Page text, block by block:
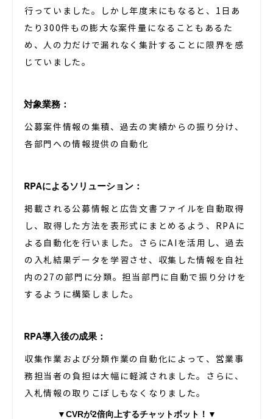
行っていました。しかし年度末にもなると、1日あ
たり300件もの膨大な案件量になることもあるた
め、人の力だけで漏れなく集計することに限界を感
じていました。
対象業務：
公募案件情報の集積、過去の実績からの振り分け、
各部門への情報提供の自動化
RPAによるソリューション：
掲載される公募情報と広告文書ファイルを自動取得
し、取得した方法を表形式にまとめるよう、RPAに
よる自動化を行いました。さらにAIを活用し、過去
の入札結果データを学習させ、収集した情報を自社
内の27の部門に分類。担当部門に自動で振り分けを
するように構築しました。
RPA導入後の成果：
収集作業および分類作業の自動化によって、営業事
務担当者の負担は大幅に軽減されました。さらに、
入札情報の取りこぼしもなくなりました。
▼CVRが2倍向上するチャットボット！ ▼